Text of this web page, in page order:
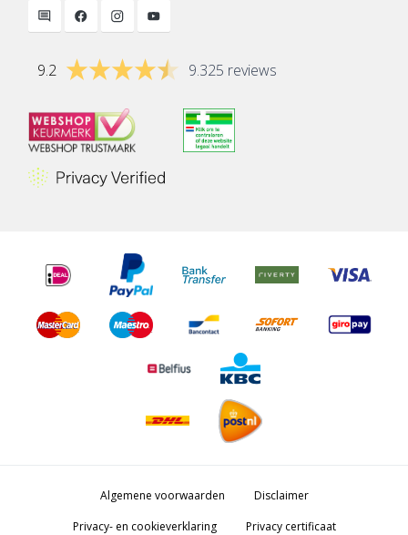
9.2 9.325 reviews
Algemene voorwaarden
Disclaimer
Privacy- en cookieverklaring
Privacy certificaat